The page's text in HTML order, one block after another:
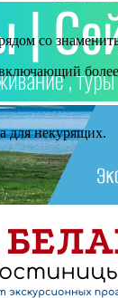
со
для некурящих.